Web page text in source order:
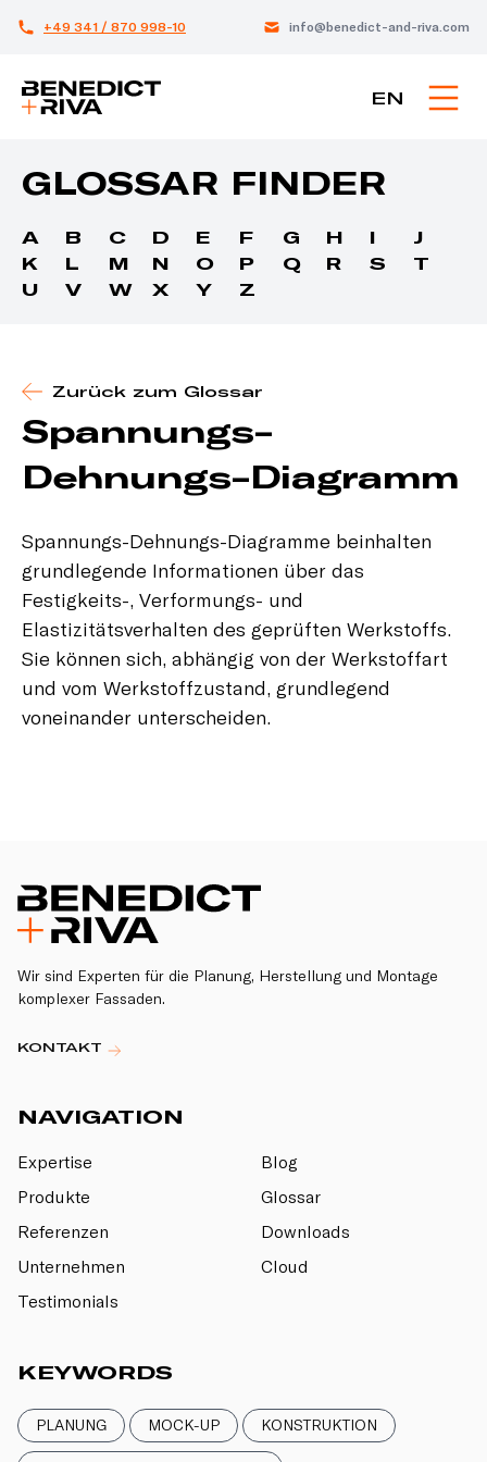
+49 341 / 870 998-10 info@benedict-and-riva.com
EN
GLOSSAR FINDER
A B C D E F G H I
J
K
L M N O P Q R S
T
U
V W X Y Z
Zurück zum Glossar
Spannungs-
Dehnungs-Diagramm
Spannungs-Dehnungs-Diagramme beinhalten
grundlegende Informationen über das
Festigkeits-, Verformungs- und
Elastizitätsverhalten des geprüften Werkstoffs.
Sie können sich, abhängig von der Werkstoffart
und vom Werkstoffzustand, grundlegend
voneinander unterscheiden.
Wir sind Experten für die Planung, Herstellung und Montage
komplexer Fassaden.
KONTAKT
NAVIGATION
Expertise
Produkte
Referenzen
Unternehmen
Testimonials
Blog
Glossar
Downloads
Cloud
KEYWORDS
PLANUNG MOCK-UP KONSTRUKTION